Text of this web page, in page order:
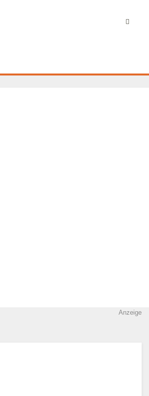
Anzeige